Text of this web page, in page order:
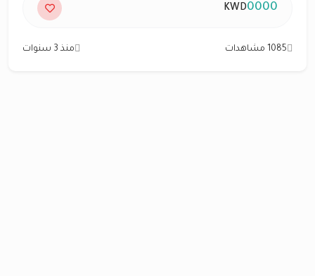
0000
KWD
1085 مشاهدات منذ 3 سنوات